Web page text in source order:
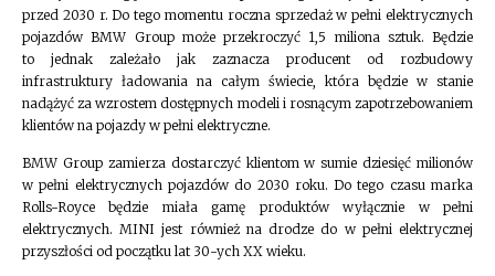
przed 2030 r. Do tego momentu roczna sprzedaż w pełni elektrycznych
pojazdów BMW Group może przekroczyć 1,5 miliona sztuk. Będzie
to jednak zależało jak zaznacza producent od rozbudowy
infrastruktury ładowania na całym świecie, która będzie w stanie
nadążyć za wzrostem dostępnych modeli i rosnącym zapotrzebowaniem
klientów na pojazdy w pełni elektryczne.
BMW Group zamierza dostarczyć klientom w sumie dziesięć milionów
w pełni elektrycznych pojazdów do 2030 roku. Do tego czasu marka
Rolls-Royce będzie miała gamę produktów wyłącznie w pełni
elektrycznych. MINI jest również na drodze do w pełni elektrycznej
przyszłości od początku lat 30-ych XX wieku.